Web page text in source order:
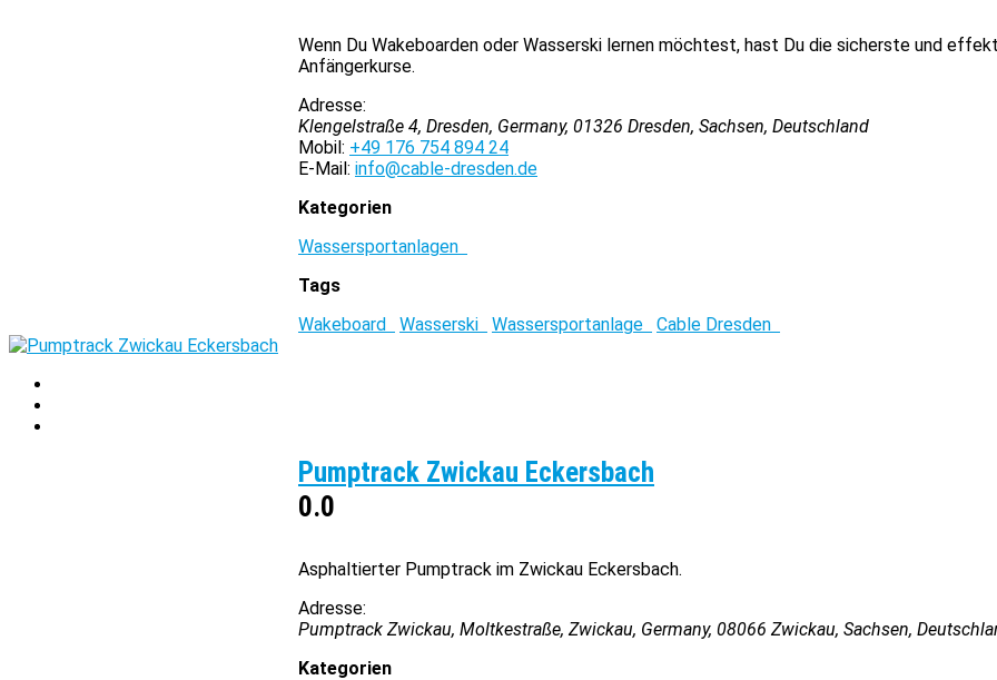
Wenn Du Wakeboarden oder Wasserski lernen möchtest, hast Du die sicherste und
Anfängerkurse.
Adresse:
Klengelstraße 4, Dresden, Germany, 01326 Dresden, Sachsen, Deutschland
Mobil: +49 176 754 894 24
E-Mail: info@cable-dresden.de
Kategorien
Wassersportanlagen
Tags
Wakeboard
Wasserski Wassersportanlage Cable Dresden
Pumptrack Zwickau Eckersbach
0.0
Asphaltierter Pumptrack im Zwickau Eckersbach.
Adresse:
Pumptrack Zwickau, Moltkestraße, Zwickau, Germany, 08066 Zwickau, Sachsen,
Kategorien